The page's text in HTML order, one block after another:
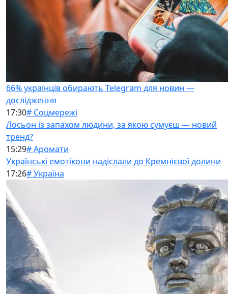
66% українців обирають Telegram для новин —
дослідження
17:30# Соцмережі
Лосьон із запахом людини, за якою сумуєш — новий
тренд?
15:29# Аромати
Українські емотікони надіслали до Кремнієвої долини
17:26# Україна